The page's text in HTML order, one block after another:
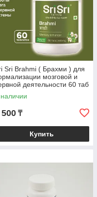
Sri Brahmi ( Брахми ) для
мозговой и
деятельности 60 таб
₸
Купить